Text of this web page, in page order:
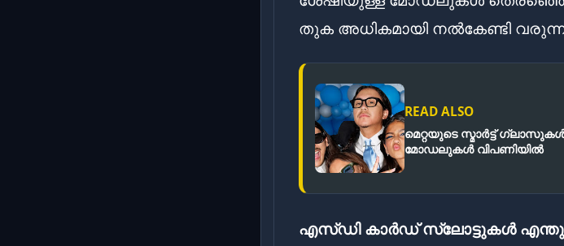
തുക അധികമായി നൽകേണ്ടി
READ ALSO
മെറ്റയുടെ സ്മാർട്ട്
മോഡലുകൾ വിപണിയിൽ
എസ്ഡി കാർഡ് സ്ലോട്ടുകൾ